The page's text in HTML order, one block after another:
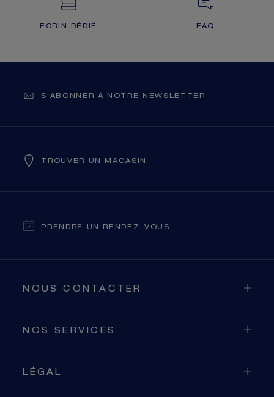
ECRIN DÉDIÉ FAQ
S’ABONNER À NOTRE NEWSLETTER
TROUVER UN MAGASIN
PRENDRE UN RENDEZ-VOUS
NOUS CONTACTER
NOS SERVICES
LÉGAL